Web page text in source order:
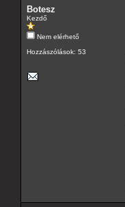
Botesz
Kezdő
Nem elérhető
Hozzászólások: 53